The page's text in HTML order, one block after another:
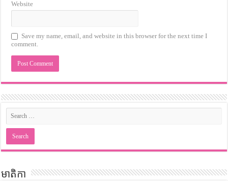
Website
Save my name, email, and website in this browser for the next time I
comment.
មាតិកា